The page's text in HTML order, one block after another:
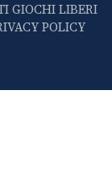
GIOCHI LIBERI
POLICY